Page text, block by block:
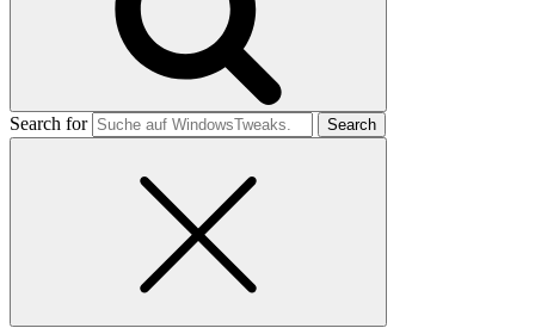
Search for